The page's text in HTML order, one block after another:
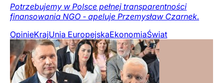
Potrzebujemy w Polsce pełnej transparentności
finansowania NGO - apeluje Przemysław Czarnek.
OpinieKrajUnia EuropejskaEkonomiaŚwiat